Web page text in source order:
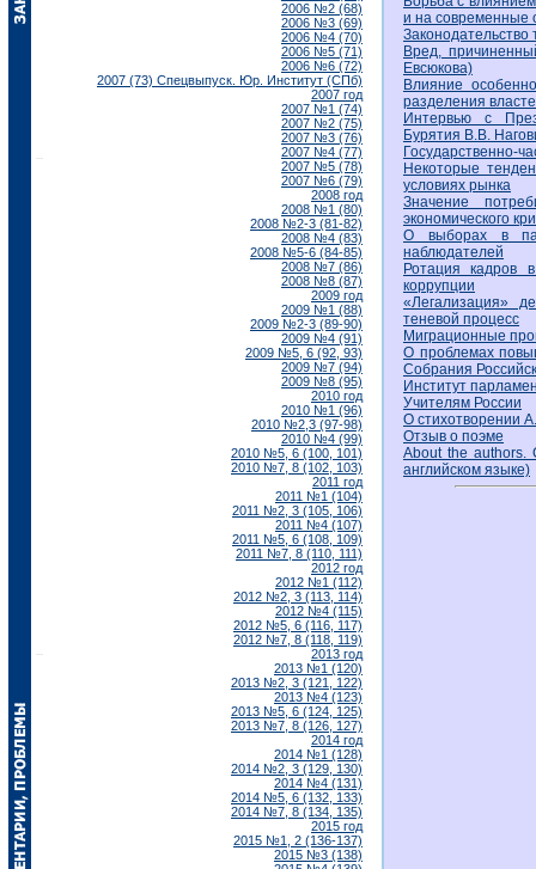
2006 №2 (68)
2006 №3 (69)
2006 №4 (70)
2006 №5 (71)
2006 №6 (72)
2007 (73) Спецвыпуск. Юр. Институт (СПб)
2007 год
2007 №1 (74)
2007 №2 (75)
2007 №3 (76)
2007 №4 (77)
2007 №5 (78)
2007 №6 (79)
2008 год
2008 №1 (80)
2008 №2-3 (81-82)
2008 №4 (83)
2008 №5-6 (84-85)
2008 №7 (86)
2008 №8 (87)
2009 год
2009 №1 (88)
2009 №2-3 (89-90)
2009 №4 (91)
2009 №5, 6 (92, 93)
2009 №7 (94)
2009 №8 (95)
2010 год
2010 №1 (96)
2010 №2,3 (97-98)
2010 №4 (99)
2010 №5, 6 (100, 101)
2010 №7, 8 (102, 103)
2011 год
2011 №1 (104)
2011 №2, 3 (105, 106)
2011 №4 (107)
2011 №5, 6 (108, 109)
2011 №7, 8 (110, 111)
2012 год
2012 №1 (112)
2012 №2, 3 (113, 114)
2012 №4 (115)
2012 №5, 6 (116, 117)
2012 №7, 8 (118, 119)
2013 год
2013 №1 (120)
2013 №2, 3 (121, 122)
2013 №4 (123)
2013 №5, 6 (124, 125)
2013 №7, 8 (126, 127)
2014 год
2014 №1 (128)
2014 №2, 3 (129, 130)
2014 №4 (131)
2014 №5, 6 (132, 133)
2014 №7, 8 (134, 135)
2015 год
2015 №1, 2 (136-137)
2015 №3 (138)
и на современные
Вред,
Евсюкова)
Влияние
разделения
Интервью с
Бурятия В.В.
Государственно-
Некоторые
условиях рынка
Значение
экономического
О выборах в
наблюдателей
Ротация кадров
коррупции
«Легализация»
теневой процесс
Миграционные
О проблемах
Собрания
Институт
Учителям России
О стихотворении
Отзыв о поэме
About the authors.
английском языке)